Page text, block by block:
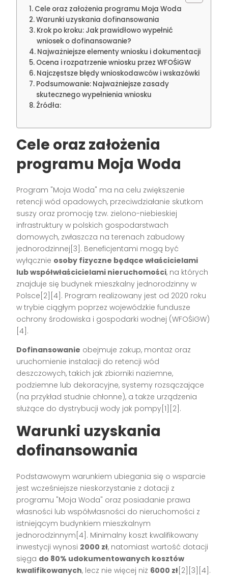
Cele oraz założenia programu Moja Woda
Warunki uzyskania dofinansowania
Krok po kroku: Jak prawidłowo wypełnić
wniosek o dofinansowanie?
Najważniejsze elementy wniosku i dokumentacji
Ocena i rozpatrzenie wniosku przez WFOŚiGW
Najczęstsze błędy wnioskodawców i wskazówki
Podsumowanie: Najważniejsze zasady
skutecznego wypełnienia wniosku
Źródła:
Cele oraz założenia
programu Moja Woda
Program "Moja Woda" ma na celu zwiększenie
retencji wód opadowych, przeciwdziałanie skutkom
suszy oraz promocję tzw. zielono-niebieskiej
infrastruktury w polskich gospodarstwach
domowych, zwłaszcza na terenach zabudowy
jednorodzinnej[3]. Beneficjentami mogą być
wyłącznie osoby fizyczne będące właścicielami
lub współwłaścicielami nieruchomości, na których
znajduje się budynek mieszkalny jednorodzinny w
Polsce[2][4]. Program realizowany jest od 2020 roku
w trybie ciągłym poprzez wojewódzkie fundusze
ochrony środowiska i gospodarki wodnej (WFOŚiGW)
[4].
Dofinansowanie obejmuje zakup, montaż oraz
uruchomienie instalacji do retencji wód
deszczowych, takich jak zbiorniki naziemne,
podziemne lub dekoracyjne, systemy rozsączające
(na przykład studnie chłonne), a także urządzenia
służące do dystrybucji wody jak pompy[1][2].
Warunki uzyskania
dofinansowania
Podstawowym warunkiem ubiegania się o wsparcie
jest wcześniejsze nieskorzystanie z dotacji z
programu "Moja Woda" oraz posiadanie prawa
własności lub współwłasności do nieruchomości z
istniejącym budynkiem mieszkalnym
jednorodzinnym[4]. Minimalny koszt kwalifikowany
inwestycji wynosi 2000 zł, natomiast wartość dotacji
sięga do 80% udokumentowanych kosztów
kwalifikowanych, lecz nie więcej niż 6000 zł[2][3][4].